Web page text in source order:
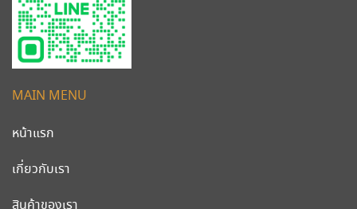
MAIN MENU
หน้าแรก
เกี่ยวกับเรา
สินค้าของเรา